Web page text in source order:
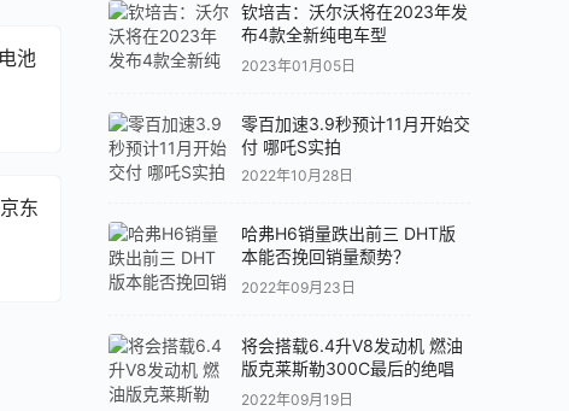
池
东
钦培吉：沃尔沃将在2023年发
布4款全新纯电车型
2023年01月05日
零百加速3.9秒预计11月开始交
付 哪吒S实拍
2022年10月28日
哈弗H6销量跌出前三 DHT版
本能否挽回销量颓势？
2022年09月23日
将会搭载6.4升V8发动机 燃油
版克莱斯勒300C最后的绝唱
2022年09月19日